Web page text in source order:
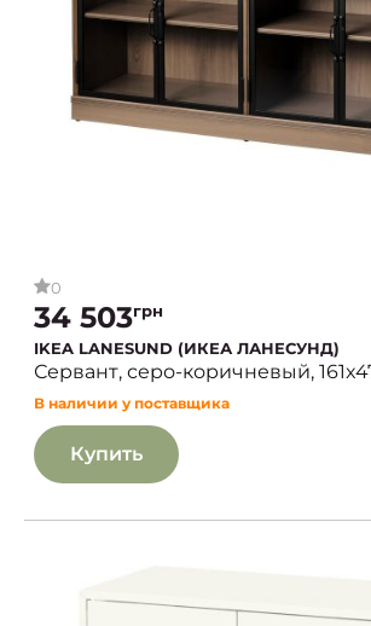
0
34 503грн
IKEA LANESUND (ИКЕА ЛАНЕСУНД)
Сервант, серо-коричневый,
В наличии у поставщика
Купить